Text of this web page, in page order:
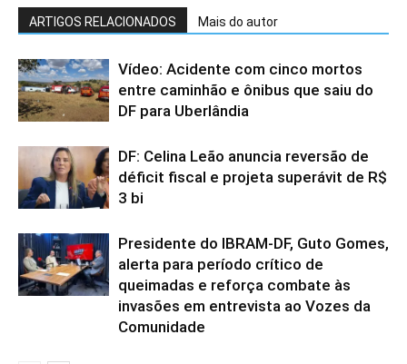
ARTIGOS RELACIONADOS Mais do autor
Vídeo: Acidente com cinco mortos
entre caminhão e ônibus que saiu do
DF para Uberlândia
DF: Celina Leão anuncia reversão de
déficit fiscal e projeta superávit de R$
3 bi
Presidente do IBRAM-DF, Guto Gomes,
alerta para período crítico de
queimadas e reforça combate às
invasões em entrevista ao Vozes da
Comunidade